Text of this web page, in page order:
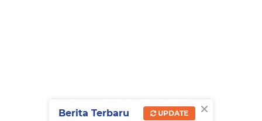
×
Berita Terbaru UPDATE